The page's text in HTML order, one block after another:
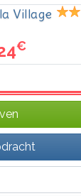
Village
€